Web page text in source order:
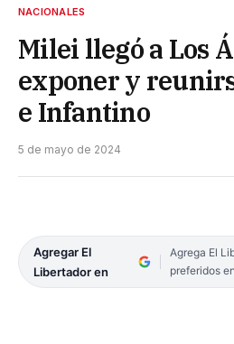
NACIONALES
Milei llegó a Los
exponer y
e Infantino
5 de mayo de 2024
Agregar El
Libertador en
Agrega El
preferidos